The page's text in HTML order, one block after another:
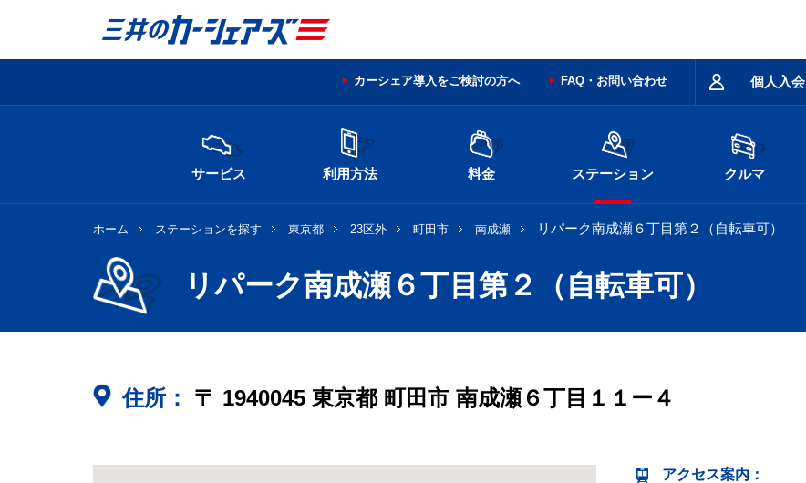
個人入会
カーシェア導入をご検討の方へ FAQ・お問い合わせ
サービス 利用方法 料金 ステーション クルマ
ホーム ステーションを探す 東京都 23区外 町田市 南成瀬 リパーク南成瀬６丁目第２（自転車可）
リパーク南成瀬６丁目第２（自転車可）
住所： 〒 1940045 東京都 町田市 南成瀬６丁目１１ー４
アクセス案内 ：